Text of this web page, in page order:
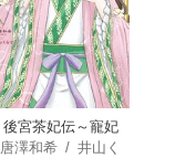
後宮茶妃伝～寵妃
は愛より茶が欲し
唐澤和希 /井山く